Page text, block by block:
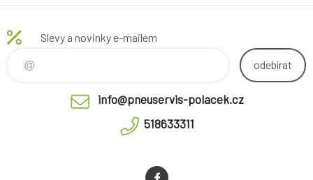
Slevy a novinky e-mailem
odebírat
info@pneuservis-polacek.cz
518633311